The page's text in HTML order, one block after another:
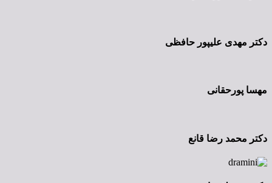
دکتر مهدی علیپور حافظی
مهسا پورحقانی
دکتر محمد رضا قانع